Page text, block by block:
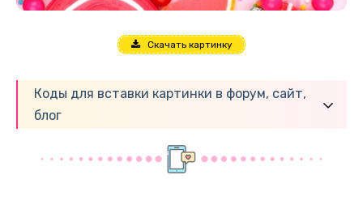
Скачать картинку
Коды для вставки картинки в форум, сайт,
блог